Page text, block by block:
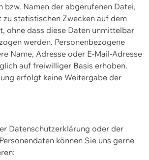
bzw. Namen der abgerufenen Datei,
zu statistischen Zwecken auf dem
ohne dass diese Daten unmittelbar
werden. Personenbezogene
Name, Adresse oder E-Mail-Adresse
auf freiwilliger Basis erhoben.
erfolgt keine Weitergabe der
Datenschutzerklärung oder der
können Sie uns gerne